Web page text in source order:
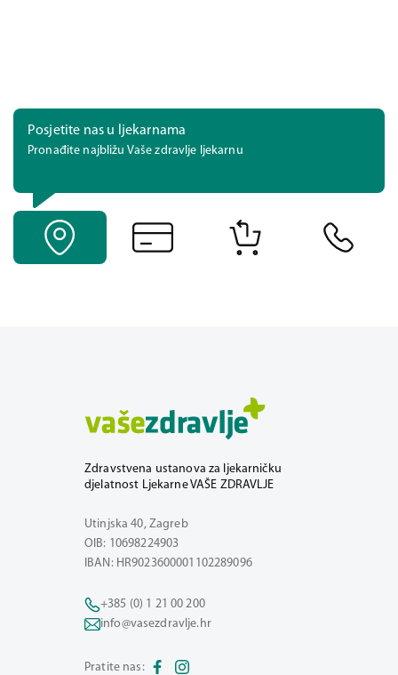
Posjetite nas u ljekarnama
Pronađite najbližu Vaše zdravlje ljekarnu
Zdravstvena ustanova za ljekarničku
djelatnost Ljekarne VAŠE ZDRAVLJE
Utinjska 40, Zagreb
OIB: 10698224903
IBAN: HR9023600001102289096
+385 (0) 1 21 00 200
info@vasezdravlje.hr
Pratite nas: